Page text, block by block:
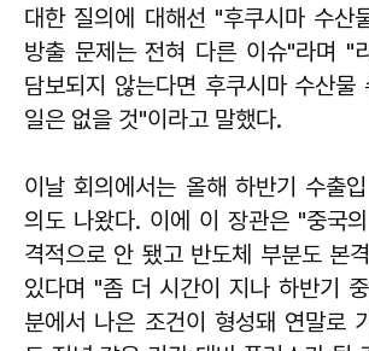
대한 질의에 대해선 "후쿠시마 수산
방출 문제는 전혀 다른 이슈"라며 "
담보되지 않는다면 후쿠시마 수산물
일은 없을 것"이라고 말했다.
이날 회의에서는 올해 하반기 수출
의도 나왔다. 이에 이 장관은 "중국
격적으로 안 됐고 반도체 부분도 본
있다며 "좀 더 시간이 지나 하반기
분에서 나은 조건이 형성돼 연말로